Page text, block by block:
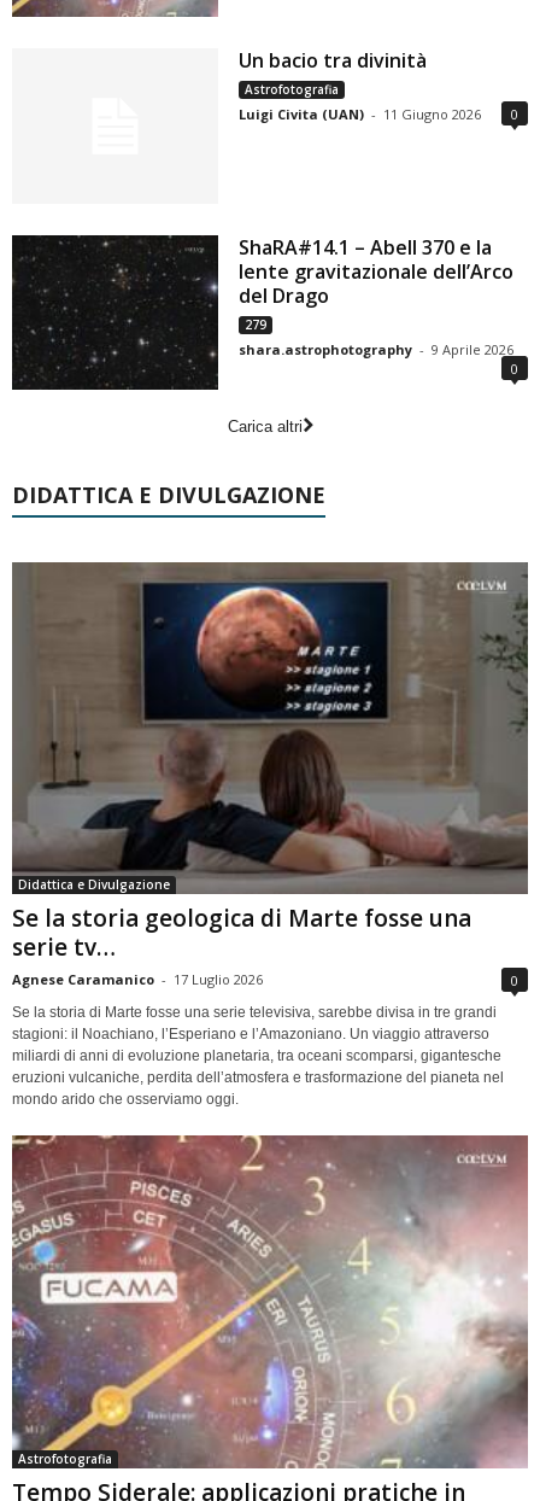
Un bacio tra divinità
Astrofotografia
Luigi Civita (UAN) - 11 Giugno 2026 0
ShaRA#14.1 – Abell 370 e la
lente gravitazionale dell’Arco
del Drago
279
shara.astrophotography - 9 Aprile 2026
0
Carica altri
DIDATTICA E DIVULGAZIONE
Didattica e Divulgazione
Se la storia geologica di Marte fosse una
serie tv…
Agnese Caramanico - 17 Luglio 2026 0
Se la storia di Marte fosse una serie televisiva, sarebbe divisa in tre grandi
stagioni: il Noachiano, l’Esperiano e l’Amazoniano. Un viaggio attraverso
miliardi di anni di evoluzione planetaria, tra oceani scomparsi, gigantesche
eruzioni vulcaniche, perdita dell’atmosfera e trasformazione del pianeta nel
mondo arido che osserviamo oggi.
Astrofotografia
Tempo Siderale: applicazioni pratiche in